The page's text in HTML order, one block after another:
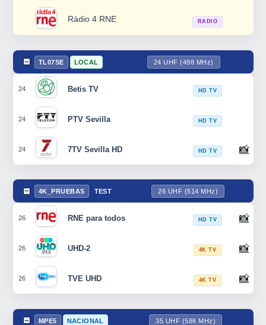
Ràdio 4 RNE RADIO
TL07SE LOCAL 24 UHF (498 MHz)
24 Betis TV HD TV
24 PTV Sevilla HD TV
24 7TV Sevilla HD HD TV 📸
4K_PRUEBAS TEST 26 UHF (514 MHz)
26 RNE para todos HD TV 📸
26 UHD-2 4K TV 📸
26 TVE UHD 4K TV 📸
MPE5 NACIONAL 35 UHF (586 MHz)